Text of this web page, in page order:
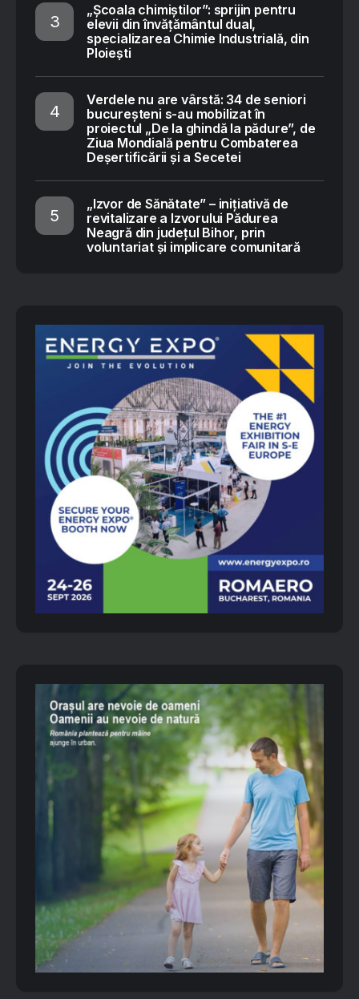
„Școala chimiștilor”: sprijin pentru
elevii din învățământul dual,
specializarea Chimie Industrială, din
Ploiești
Verdele nu are vârstă: 34 de seniori
bucureșteni s-au mobilizat în
proiectul „De la ghindă la pădure”, de
Ziua Mondială pentru Combaterea
Deșertificării și a Secetei
„Izvor de Sănătate” – inițiativă de
revitalizare a Izvorului Pădurea
Neagră din județul Bihor, prin
voluntariat și implicare comunitară